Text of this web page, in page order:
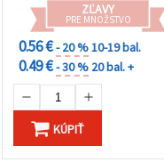
ZĽAVY
PRE MNOŽSTVO
0.56 €- 20 %10-19 bal.
0.49 €- 30 % 20 bal. +
KÚPIŤ